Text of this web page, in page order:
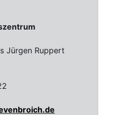
Jürgen Ruppert